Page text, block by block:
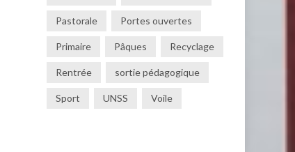
Pastorale Portes ouvertes
Primaire Pâques Recyclage
Rentrée sortie pédagogique
Sport UNSS Voile